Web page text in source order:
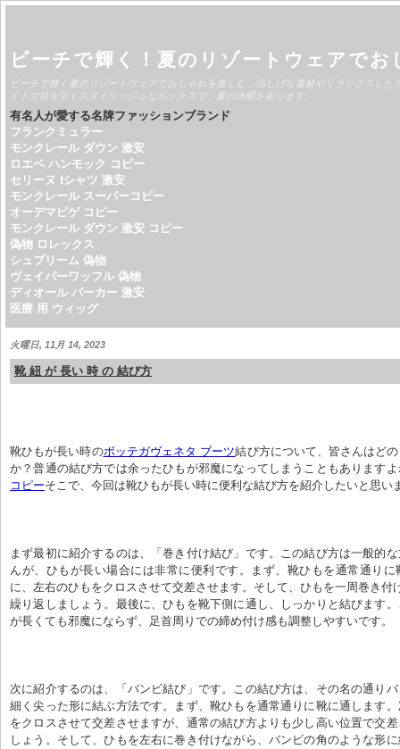
ビーチで輝く！夏のリゾートウェアでお
ビーチで輝く夏のリゾートウェアでおしゃれを楽しむ。涼しげな素材やリラックスし
イドで目を引くスタイリッシュなルックスで、夏の休暇を彩ります。
有名人が愛する名牌ファッションブランド
フランクミュラー
モンクレール ダウン 激安
ロエベ ハンモック コピー
セリーヌ tシャツ 激安
モンクレール スーパーコピー
オーデマピゲ コピー
モンクレール ダウン 激安 コピー
偽物 ロレックス
シュプリーム 偽物
ヴェイパーワッフル 偽物
ディオール パーカー 激安
医療 用 ウィッグ
火曜日, 11月 14, 2023
靴 紐 が 長い 時 の 結び方
靴ひもが長い時のボッテガヴェネタ ブーツ結び方について、皆さんはど
か？普通の結び方では余ったひもが邪魔になってしまうこともあります
コピーそこで、今回は靴ひもが長い時に便利な結び方を紹介したいと思い
まず最初に紹介するのは、「巻き付け結び」です。この結び方は一般的
んが、ひもが長い場合には非常に便利です。まず、靴ひもを通常通りに
に、左右のひもをクロスさせて交差させます。そして、ひもを一周巻き付
繰り返しましょう。最後に、ひもを靴下側に通し、しっかりと結びます
が長くても邪魔にならず、足首周りでの締め付け感も調整しやすいです。
次に紹介するのは、「バンビ結び」です。この結び方は、その名の通り
細く尖った形に結ぶ方法です。まず、靴ひもを通常通りに靴に通します
をクロスさせて交差させますが、通常の結び方よりも少し高い位置で交
しょう。そして、ひもを左右に巻き付けながら、バンビの角のような形